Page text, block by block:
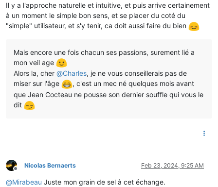
Il y a l'approche naturelle et intuitive, et puis arrive certainement
à un moment le simple bon sens, et se placer du coté du
"simple" utilisateur, et s'y tenir, ca doit aussi faire du bien
Mais encore une fois chacun ses passions, surement lié a
mon veil age
Alors la, cher @Charles, je ne vous conseillerais pas de
miser sur l'âge
, c'est un mec né quelques mois avant
que Jean Cocteau ne pousse son dernier souffle qui vous le
dit
Offline
Nicolas Bernaerts Feb 23, 2024, 9:25 AM
@Mirabeau Juste mon grain de sel à cet échange.